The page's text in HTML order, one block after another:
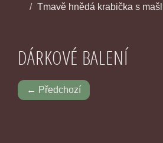
Tmavě hnědá krabička s
DÁRKOVÉ BALENÍ
← Předchozí